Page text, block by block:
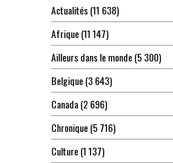
Actualités(11 638)
Afrique(11 147)
Ailleurs dans le monde(5 300)
Belgique(3 643)
Canada(2 696)
Chronique(5 716)
Culture(1 137)